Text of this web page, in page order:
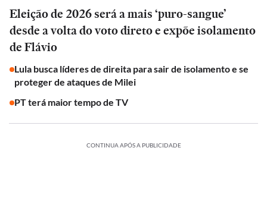
Eleição de 2026 será a mais ‘puro-sangue’
desde a volta do voto direto e expõe isolamento
de Flávio
Lula busca líderes de direita para sair de isolamento e se
proteger de ataques de Milei
PT terá maior tempo de TV
CONTINUA APÓS A PUBLICIDADE